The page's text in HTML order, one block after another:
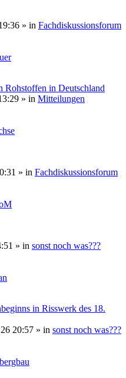
» in Fachdiskussionsforum
Rohstoffen in Deutschland
» in Mitteilungen
» in Fachdiskussionsforum
» in sonst noch was???
in Risswerk des 18.
20:57 » in sonst noch was???